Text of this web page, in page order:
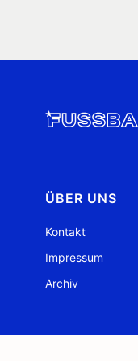
ÜBER UNS
Kontakt
Impressum
Archiv